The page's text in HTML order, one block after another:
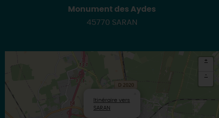
Monument des Aydes
45770 SARAN
Itinéraire vers
SARAN
+
-